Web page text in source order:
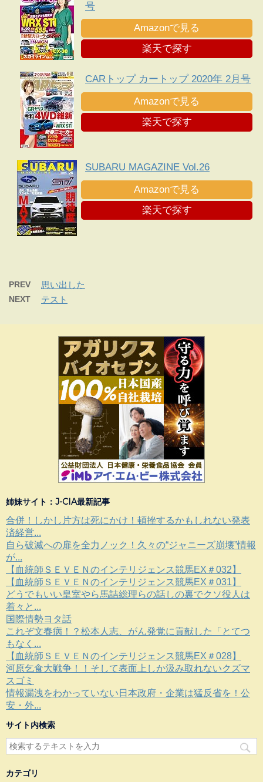
号
Amazonで見る
楽天で探す
CARトップ カートップ 2020年 2月号
Amazonで見る
楽天で探す
SUBARU MAGAZINE Vol.26
Amazonで見る
楽天で探す
PREV 思い出した
NEXT テスト
姉妹サイト：J-CIA最新記事
合併！しかし片方は死にかけ！頓挫するかもしれない発表
済経営...
自ら破滅への扉を全力ノック！久々の“ジャニーズ崩壊”情報
が...
【血統師ＳＥＶＥＮのインテリジェンス競馬EX＃032】
【血統師ＳＥＶＥＮのインテリジェンス競馬EX＃031】
どうでもいい皇室やら馬詰総理らの話しの裏でクソ役人は
着々と...
国際情勢ヨタ話
これぞ文春病！？松本人志、がん発覚に貢献した「とてつ
もなく...
【血統師ＳＥＶＥＮのインテリジェンス競馬EX＃028】
河原乞食大戦争！！そして表面上しか汲み取れないクズマ
スゴミ
情報漏洩をわかっていない日本政府・企業は猛反省を！公
安・外...
サイト内検索
カテゴリ